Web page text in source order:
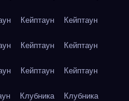
Кейптаун Кейптаун
Кейптаун Кейптаун
Кейптаун Кейптаун
Клубника Клубника